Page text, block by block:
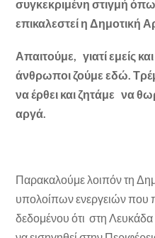
συγκεκριμένη στιγμή
επικαλεστεί η Δημοτική
Απαιτούμε, γιατί εμείς
άνθρωποι ζούμε εδώ.
να έρθει και ζητάμε να
αργά.
Παρακαλούμε λοιπόν τη
υπολοίπων ενεργειών που
δεδομένου ότι στη Λευκάδα